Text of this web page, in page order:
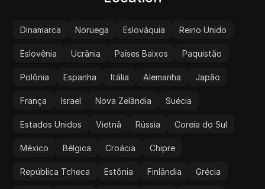
Dinamarca Noruega Eslováquia Reino Unido
Eslovênia Ucrânia Países Baixos Paquistão
Polônia Espanha Itália Alemanha Japão
França Israel Nova Zelândia Suécia
Estados Unidos Vietnã Rússia Coreia do Sul
México Bélgica Croácia Chipre
República Tcheca Estônia Finlândia Grécia